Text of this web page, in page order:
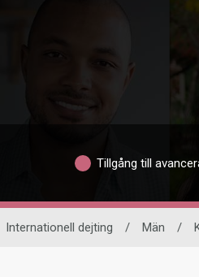
Tillgång till
Internationell dejting / Män /